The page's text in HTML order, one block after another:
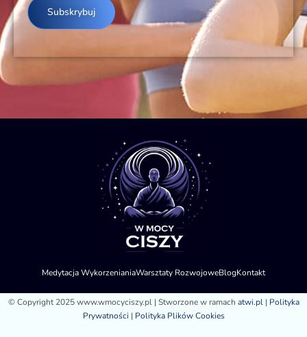
Subskrybuj
Medytacja WykorzenianiaWarsztaty RozwojoweBlogKontakt
© Copyright 2025 www.wmocyciszy.pl | Stworzone w ramach atwi.pl| Polityka
Prywatności | Polityka Plików Cookies